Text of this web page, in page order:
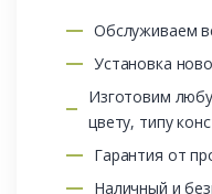
Обслуживаем
Установка
Изготовим
цвету, типу
Гарантия от
Наличный и